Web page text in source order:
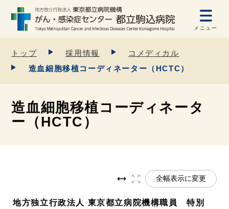
メニュー
トップ 採用情報
コメディカル
造血細胞移植コーディネーター（HCTC）
造血細胞移植コーディネータ
ー（HCTC）
全幅表示に変更
地方独立行政法人 東京都立病院機構職員 特別